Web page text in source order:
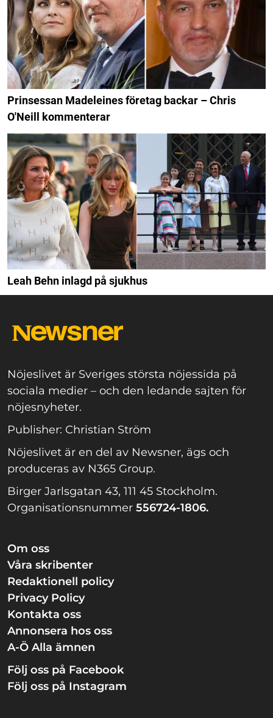
Prinsessan Madeleines företag backar – Chris
O'Neill kommenterar
Leah Behn inlagd på sjukhus
Nöjeslivet är Sveriges största nöjessida på
sociala medier – och den ledande sajten för
nöjesnyheter.
Publisher: Christian Ström
Nöjeslivet är en del av Newsner, ägs och
produceras av N365 Group.
Birger Jarlsgatan 43, 111 45 Stockholm.
Organisationsnummer 556724-1806.
Om oss
Våra skribenter
Redaktionell policy
Privacy Policy
Kontakta oss
Annonsera hos oss
A-Ö Alla ämnen
Följ oss på Facebook
Följ oss på Instagram